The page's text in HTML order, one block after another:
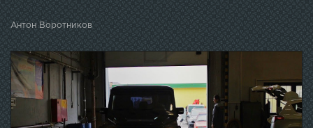
Антон Воротников